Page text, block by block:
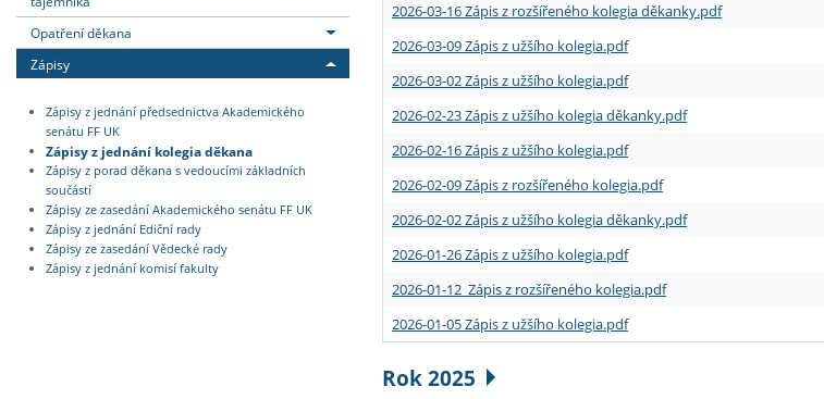
Opatření děkana
Zápisy
Zápisy z jednání předsednictva Akademického
senátu FF UK
Zápisy z jednání kolegia děkana
Zápisy z porad děkana s vedoucími základních
součástí
Zápisy ze zasedání Akademického senátu FF UK
Zápisy z jednání Ediční rady
Zápisy ze zasedání Vědecké rady
Zápisy z jednání komisí fakulty
2026-03-16 Zápis z rozšířeného kolegia děkanky.pdf
2026-03-09 Zápis z užšího kolegia.pdf
2026-03-02 Zápis z užšího kolegia.pdf
2026-02-23 Zápis z užšího kolegia děkanky.pdf
2026-02-16 Zápis z užšího kolegia.pdf
2026-02-09 Zápis z rozšířeného kolegia.pdf
2026-02-02 Zápis z užšího kolegia děkanky.pdf
2026-01-26 Zápis z užšího kolegia.pdf
2026-01-12 Zápis z rozšířeného kolegia.pdf
2026-01-05 Zápis z užšího kolegia.pdf
Rok 2025